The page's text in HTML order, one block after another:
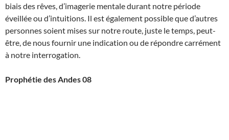
biais des rêves, d’imagerie mentale durant notre période
éveillée ou d’intuitions. Il est également possible que d’autres
personnes soient mises sur notre route, juste le temps, peut-
être, de nous fournir une indication ou de répondre carrément
à notre interrogation.
Prophétie des Andes 08